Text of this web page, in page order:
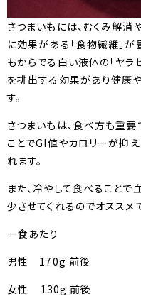
さつまいもには、むくみ解消
に効果がある「食物繊維」が
もからでる白い液体の「ヤラ
を排出する効果があり健康
す。
さつまいもは、食べ方も重要で
ことでGI値やカロリーが抑
れます。
また、冷やして食べること
少させてくれるのでオススメ
一食あたり
男性 170g 前後
女性 130g 前後